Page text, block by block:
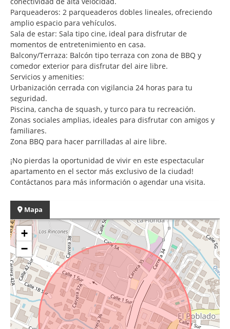
Parqueaderos: 2 parqueaderos dobles lineales, ofreciendo
amplio espacio para vehículos.
Sala de estar: Sala tipo cine, ideal para disfrutar de
momentos de entretenimiento en casa.
Balcony/Terraza: Balcón tipo terraza con zona de BBQ y
comedor exterior para disfrutar del aire libre.
Servicios y amenities:
Urbanización cerrada con vigilancia 24 horas para tu
seguridad.
Piscina, cancha de squash, y turco para tu recreación.
Zonas sociales amplias, ideales para disfrutar con amigos y
familiares.
Zona BBQ para hacer parrilladas al aire libre.
¡No pierdas la oportunidad de vivir en este espectacular
apartamento en el sector más exclusivo de la ciudad!
Contáctanos para más información o agendar una visita.
Mapa
+
−